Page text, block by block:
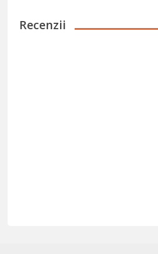
Recenzii